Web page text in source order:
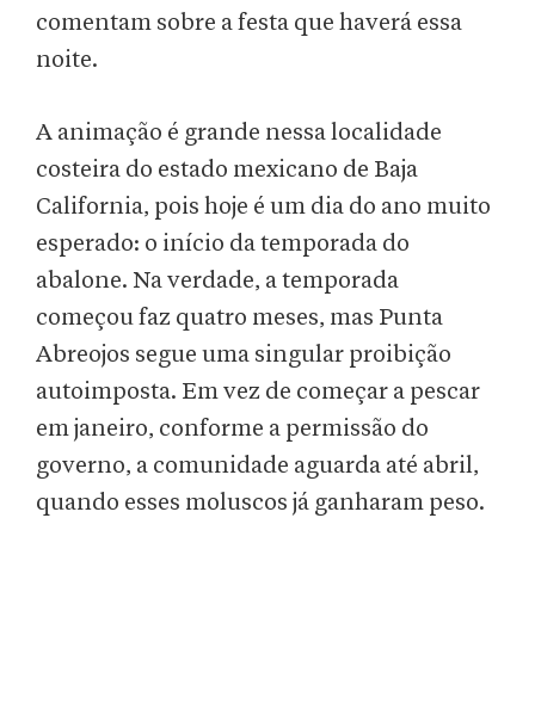
comentam sobre a festa que haverá essa
noite.
A animação é grande nessa localidade
costeira do estado mexicano de Baja
California, pois hoje é um dia do ano muito
esperado: o início da temporada do
abalone. Na verdade, a temporada
começou faz quatro meses, mas Punta
Abreojos segue uma singular proibição
autoimposta. Em vez de começar a pescar
em janeiro, conforme a permissão do
governo, a comunidade aguarda até abril,
quando esses moluscos já ganharam peso.